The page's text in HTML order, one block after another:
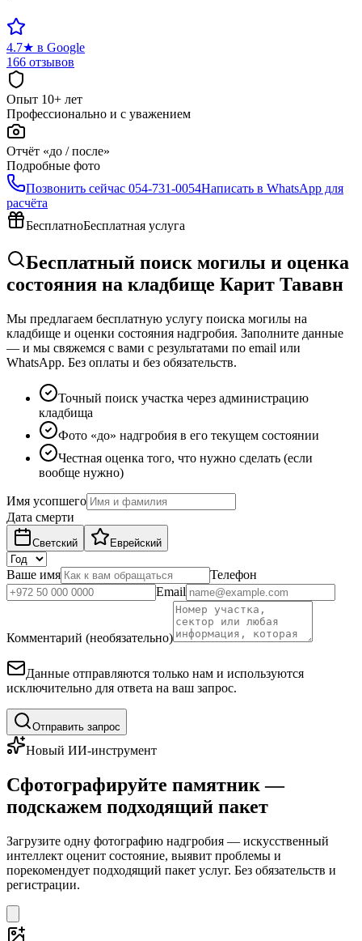
4.7★ в Google
166 отзывов
Опыт 10+ лет
Профессионально и с уважением
Отчёт «до / после»
Подробные фото
Позвонить сейчас 054-731-0054Написать в WhatsApp для
расчёта
БесплатноБесплатная услуга
Бесплатный поиск могилы и оценка
состояния на кладбище Карит Тававн
Мы предлагаем бесплатную услугу поиска могилы на
кладбище и оценки состояния надгробия. Заполните данные
— и мы свяжемся с вами с результатами по email или
WhatsApp. Без оплаты и без обязательств.
Точный поиск участка через администрацию
кладбища
Фото «до» надгробия в его текущем состоянии
Честная оценка того, что нужно сделать (если
вообще нужно)
Имя усопшего
Дата смерти
Светский Еврейский
Ваше имя
Телефон
Email
Комментарий (необязательно)
Данные отправляются только нам и используются
исключительно для ответа на ваш запрос.
Отправить запрос
Новый ИИ-инструмент
Сфотографируйте памятник —
подскажем подходящий пакет
Загрузите одну фотографию надгробия — искусственный
интеллект оценит состояние, выявит проблемы и
порекомендует подходящий пакет услуг. Без обязательств и
регистрации.